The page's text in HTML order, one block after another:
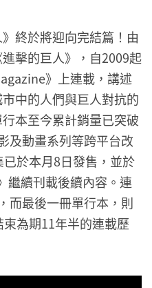
終於將迎向完結篇！由
擊的巨人》，自2009起
》上連載，講述
中的人們與巨人對抗的
本至今累計銷量已突破
及動畫系列等跨平台改
於本月8日發售，並於
繼續刊載後續內容。連
而最後一冊單行本，則
為期11年半的連載歷